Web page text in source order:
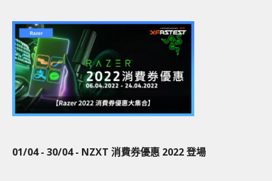
01/04 - 30/04 - NZXT 消費券優惠 2022 登場